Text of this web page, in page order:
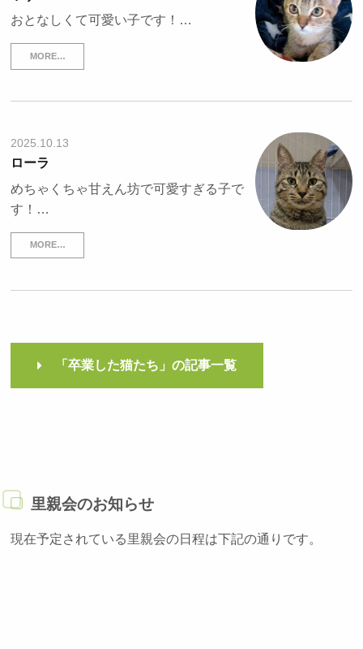
おとなしくて可愛い子です！…
MORE…
2025.10.13
ローラ
めちゃくちゃ甘えん坊で可愛すぎる子で
す！…
MORE…
「卒業した猫たち」の記事一覧
里親会のお知らせ
現在予定されている里親会の日程は下記の通りです。